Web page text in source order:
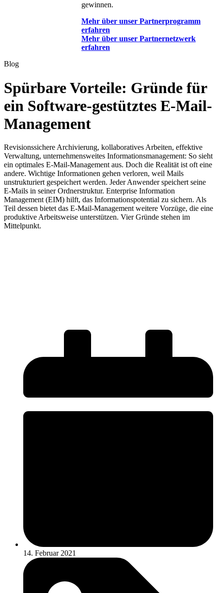
gewinnen.
Mehr über unser Partnerprogramm
erfahren
Mehr über unser Partnernetzwerk
erfahren
Blog
Spürbare Vorteile: Gründe für
ein Software-gestütztes E-Mail-
Management
Revisionssichere Archivierung, kollaboratives Arbeiten, effektive
Verwaltung, unternehmensweites Informationsmanagement: So sieht
ein optimales E-Mail-Management aus. Doch die Realität ist oft eine
andere. Wichtige Informationen gehen verloren, weil Mails
unstrukturiert gespeichert werden. Jeder Anwender speichert seine
E-Mails in seiner Ordnerstruktur. Enterprise Information
Management (EIM) hilft, das Informationspotential zu sichern. Als
Teil dessen bietet das E-Mail-Management weitere Vorzüge, die eine
produktive Arbeitsweise unterstützen. Vier Gründe stehen im
Mittelpunkt.
14. Februar 2021